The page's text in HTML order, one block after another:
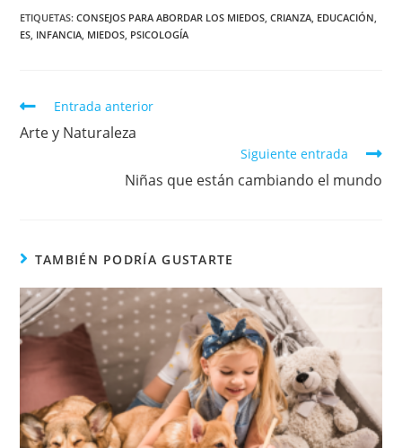
ETIQUETAS:CONSEJOS PARA ABORDAR LOS MIEDOS, CRIANZA, EDUCACIÓN,
ES, INFANCIA, MIEDOS, PSICOLOGÍA
Entrada anterior
Arte y Naturaleza
Siguiente entrada
Niñas que están cambiando el mundo
TAMBIÉN PODRÍA GUSTARTE